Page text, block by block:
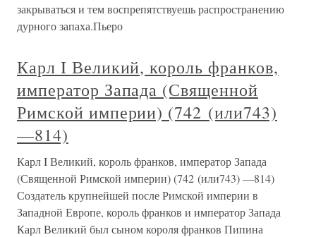
закрываться и тем воспрепятствуешь распространению
дурного запаха.Пьеро
Карл I Великий, король франков,
император Запада (Священной
Римской империи) (742 (или743)
—814)
Карл I Великий, король франков, император Запада
(Священной Римской империи) (742 (или743) —814)
Создатель крупнейшей после Римской империи в
Западной Европе, король франков и император Запада
Карл Великий был сыном короля франков Пипина